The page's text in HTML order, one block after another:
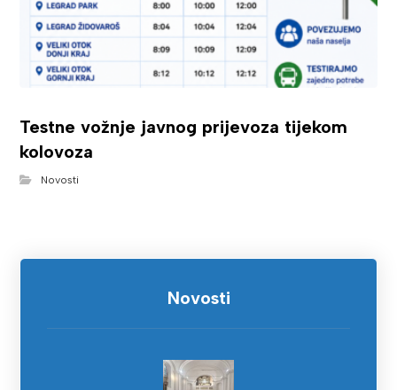
Testne vožnje javnog prijevoza tijekom
kolovoza
Novosti
Novosti